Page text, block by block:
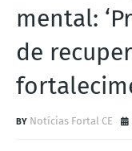
mental:
de
Notícias Fortal CE